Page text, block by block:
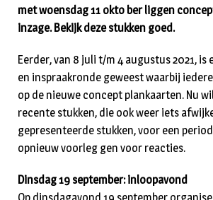
met woensdag 11 okto ber liggen
inzage. Bekijk deze stukken goed.
Eerder, van 8 juli t/m 4 augustus 2021, is
en inspraakronde geweest waarbij
op de nieuwe concept plankaarten. Nu
recente stukken, die ook weer iets
gepresenteerde stukken, voor een
opnieuw voorleg gen voor reacties.
Dinsdag 19 september: inloopavond